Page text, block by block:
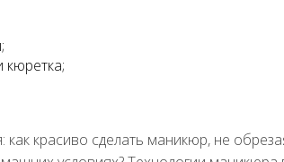
кюретка;
красиво сделать маникюр, не